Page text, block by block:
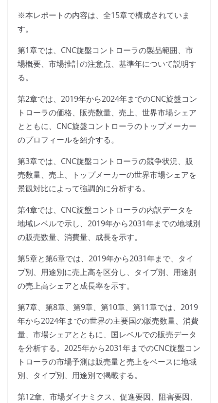
※本レポートの内容は、全15章で構成されていま
す。
第1章では、CNC旋盤コントローラの製品範囲、市
場概要、市場推計の注意点、基準年について説明す
る。
第2章では、2019年から2024年までのCNC旋盤コン
トローラの価格、販売数量、売上、世界市場シェア
とともに、CNC旋盤コントローラのトップメーカー
のプロフィールを紹介する。
第3章では、CNC旋盤コントローラの競争状況、販
売数量、売上、トップメーカーの世界市場シェアを
景観対比によって強調的に分析する。
第4章では、CNC旋盤コントローラの内訳データを
地域レベルで示し、2019年から2031年までの地域別
の販売数量、消費量、成長を示す。
第5章と第6章では、2019年から2031年まで、タイ
プ別、用途別に売上高を区分し、タイプ別、用途別
の売上高シェアと成長率を示す。
第7章、第8章、第9章、第10章、第11章では、2019
年から2024年までの世界の主要国の販売数量、消費
量、市場シェアとともに、国レベルでの販売データ
を分析する。2025年から2031年までのCNC旋盤コン
トローラの市場予測は販売量と売上をベースに地域
別、タイプ別、用途別で掲載する。
第12章、市場ダイナミクス、促進要因、阻害要因、